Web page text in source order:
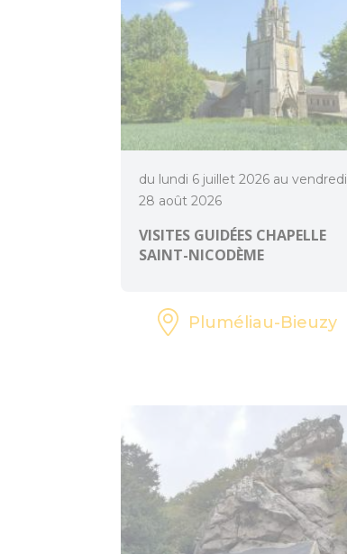
du lundi 6 juillet 2026 au vendredi
28 août 2026
VISITES GUIDÉES CHAPELLE
SAINT-NICODÈME
Pluméliau-Bieuzy